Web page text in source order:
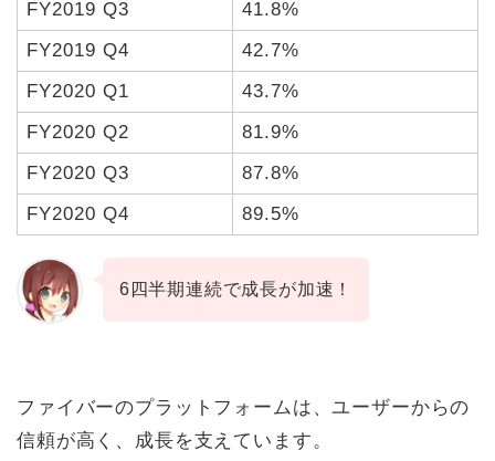
FY2019 Q3
41.8%
FY2019 Q4
42.7%
FY2020 Q1
43.7%
FY2020 Q2
81.9%
FY2020 Q3
87.8%
FY2020 Q4
89.5%
6四半期連続で成長が加速！
ファイバーのプラットフォームは、ユーザーからの
信頼が高く、成長を支えています。